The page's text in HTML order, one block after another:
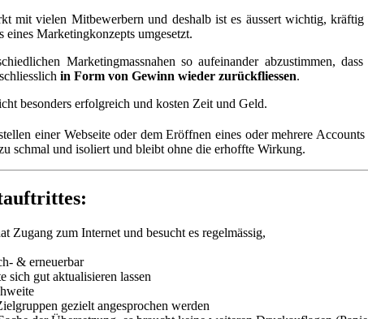
mit vielen Mitbewerbern und deshalb ist es äussert wichtig,
Marketingkonzepts umgesetzt.
Marketingmassnahen so aufeinander abzustimmen,
in Form von Gewinn wieder zurückfliessen.
besonders erfolgreich und kosten Zeit und Geld.
einer Webseite oder dem Eröffnen eines oder mehrere
schmal und isoliert und bleibt ohne die erhoffte Wirkung.
Zugang zum Internet und besucht es regelmässig,
& erneuerbar
sich gut aktualisieren lassen
gezielt angesprochen werden